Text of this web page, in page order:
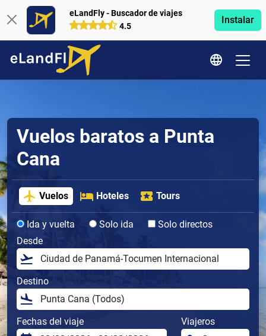
eLandFly - Buscador de viajes
4.5
Instalar
Vuelos baratos a Punta
Cana
Vuelos Hoteles Tours
Ida y vuelta Solo ida
Solo directos
Desde
Destino
Fechas del viaje Viajeros